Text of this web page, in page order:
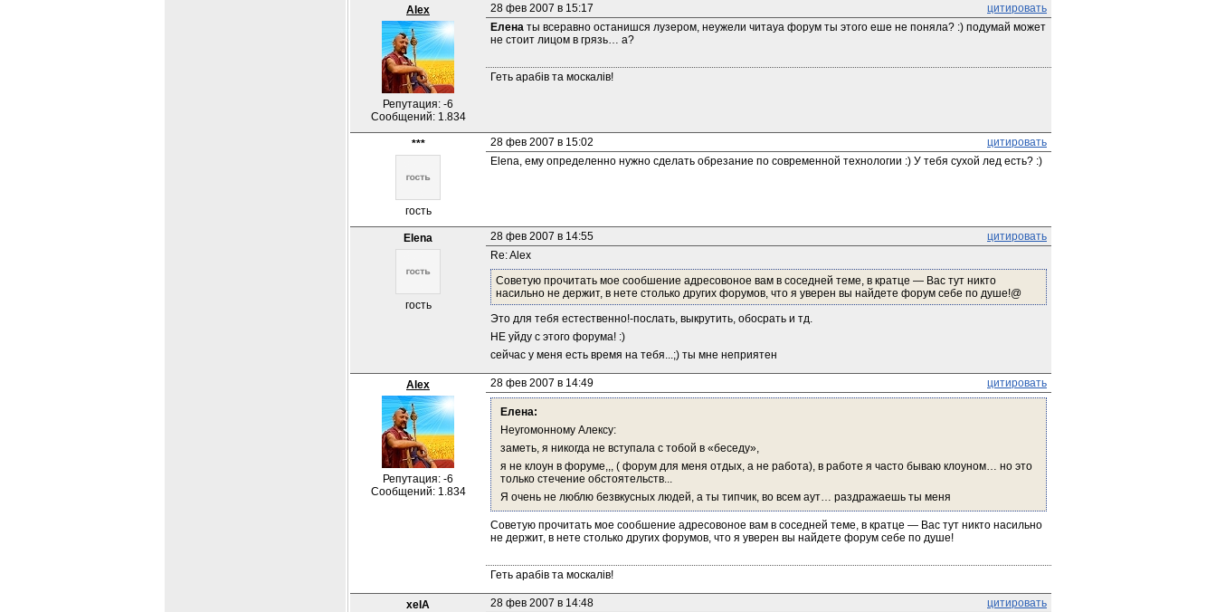
Alex
Репутация: -6
Сообщений: 1.834
28 фев 2007 в 15:17
цитировать
Елена ты всеравно останишся лузером, неужели читаya форум ты этого еше не поняла? :) подумай может
не стоит лицом в грязь… а?
Геть арабів та москалів!
***
гость
28 фев 2007 в 15:02
цитировать
Elena, ему определенно нужно сделать обрезание по современной технологии :) У тебя сухой лед есть? :)
Elena
гость
28 фев 2007 в 14:55
цитировать
Re: Alex
Советую прочитать мое сообшение адресовоное вам в соседней теме, в кратце — Вас тут никто
насильно не держит, в нете столько других форумов, что я уверен вы найдете форум себе по душе!@
Это для тебя естественно!-послать, выкрутить, обосрать и тд.
НЕ уйду с этого форума! :)
сейчас у меня есть время на тебя...;) ты мне неприятен
Alex
Репутация: -6
Сообщений: 1.834
28 фев 2007 в 14:49 цитировать
Елена:
Неугомонному Алексу:
заметь, я никогда не вступала с тобой в «беседу»,
я не клоун в форуме,,, ( форум для меня отдых, а не работа), в работе я часто бываю клоуном… но это
только стечение обстоятельств...
Я очень не люблю безвкусных людей, а ты типчик, во всем аут… раздражаешь ты меня
Советую прочитать мое сообшение адресовоное вам в соседней теме, в кратце — Вас тут никто насильно
не держит, в нете столько других форумов, что я уверен вы найдете форум себе по душе!
Геть арабів та москалів!
xelA 28 фев 2007 в 14:48 цитировать